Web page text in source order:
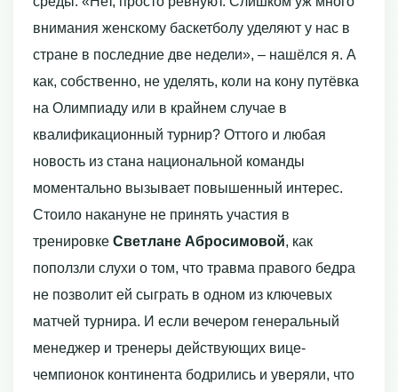
внимания женскому баскетболу уделяют у нас в
стране в последние две недели», – нашёлся я. А
как, собственно, не уделять, коли на кону путёвка
на Олимпиаду или в крайнем случае в
квалификационный турнир? Оттого и любая
новость из стана национальной команды
моментально вызывает повышенный интерес.
Стоило накануне не принять участия в
тренировке Светлане Абросимовой, как
поползли слухи о том, что травма правого бедра
не позволит ей сыграть в одном из ключевых
матчей турнира. И если вечером генеральный
менеджер и тренеры действующих вице-
чемпионок континента бодрились и уверяли, что